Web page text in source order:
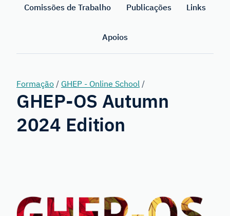
Society
Genetics
Comissões de Trabalho Publicações Links
Apoios
Formação / GHEP - Online School /
GHEP-OS Autumn
2024 Edition